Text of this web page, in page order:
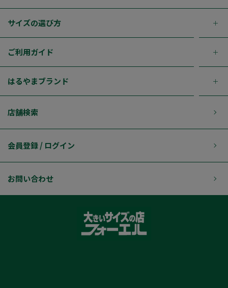
サイズの選び方
ご利用ガイド
はるやまブランド
店舗検索
会員登録 / ログイン
お問い合わせ